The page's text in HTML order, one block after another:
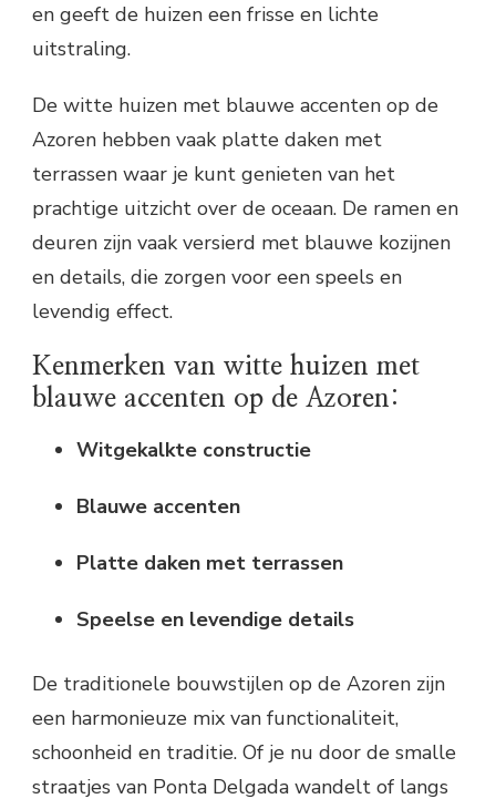
en geeft de huizen een frisse en lichte
uitstraling.
De witte huizen met blauwe accenten op de
Azoren hebben vaak platte daken met
terrassen waar je kunt genieten van het
prachtige uitzicht over de oceaan. De ramen en
deuren zijn vaak versierd met blauwe kozijnen
en details, die zorgen voor een speels en
levendig effect.
Kenmerken van witte huizen met
blauwe accenten op de Azoren:
Witgekalkte constructie
Blauwe accenten
Platte daken met terrassen
Speelse en levendige details
De traditionele bouwstijlen op de Azoren zijn
een harmonieuze mix van functionaliteit,
schoonheid en traditie. Of je nu door de smalle
straatjes van Ponta Delgada wandelt of langs